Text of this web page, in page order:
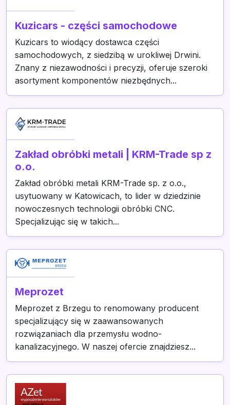
Kuzicars - części samochodowe
Kuzicars to wiodący dostawca części
samochodowych, z siedzibą w urokliwej Drwini.
Znany z niezawodności i precyzji, oferuje szeroki
asortyment komponentów niezbędnych...
Zakład obróbki metali | KRM-Trade sp z
o.o.
Zakład obróbki metali KRM-Trade sp. z o.o.,
usytuowany w Katowicach, to lider w dziedzinie
nowoczesnych technologii obróbki CNC.
Specjalizując się w takich...
Meprozet
Meprozet z Brzegu to renomowany producent
specjalizujący się w zaawansowanych
rozwiązaniach dla przemysłu wodno-
kanalizacyjnego. W naszej ofercie znajdziesz...